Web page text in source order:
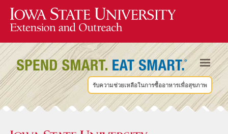
รับความช่วยเหลือในการซื้ออาหารเพื่อสุขภาพ